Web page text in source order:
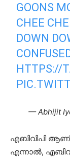
GOONS
CHEE
DOWN
HTTPS://
— Abhijit
എബിവിപി
എന്നാൽ,